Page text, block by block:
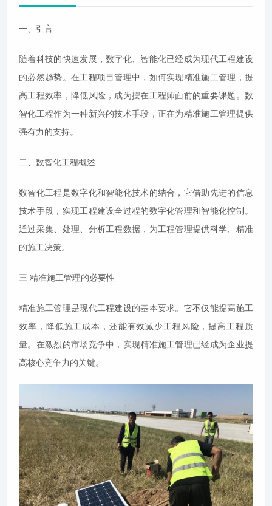
一、引言
随着科技的快速发展，数字化、智能化已经成为现代工程建设
的必然趋势。在工程项目管理中，如何实现精准施工管理，提
高工程效率，降低风险，成为摆在工程师面前的重要课题。数
智化工程作为一种新兴的技术手段，正在为精准施工管理提供
强有力的支持。
二、数智化工程概述
数智化工程是数字化和智能化技术的结合，它借助先进的信息
技术手段，实现工程建设全过程的数字化管理和智能化控制。
通过采集、处理、分析工程数据，为工程管理提供科学、精准
的施工决策。
三 精准施工管理的必要性
精准施工管理是现代工程建设的基本要求。它不仅能提高施工
效率，降低施工成本，还能有效减少工程风险，提高工程质
量。在激烈的市场竞争中，实现精准施工管理已经成为企业提
高核心竞争力的关键。